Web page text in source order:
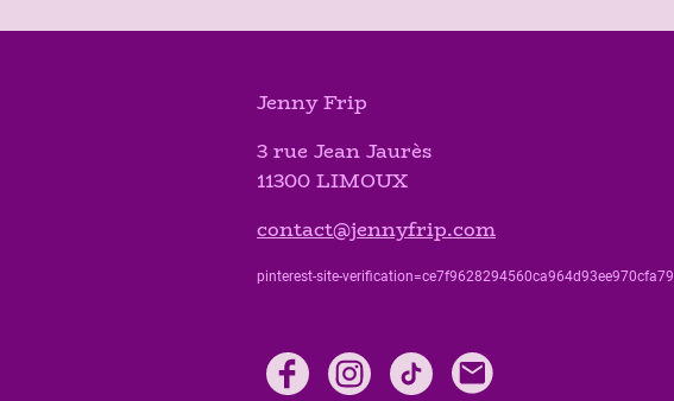
Jenny Frip
3 rue Jean Jaurès
11300 LIMOUX
contact@jennyfrip.com
pinterest-site-verification=ce7f9628294560ca964d93ee970cfa79